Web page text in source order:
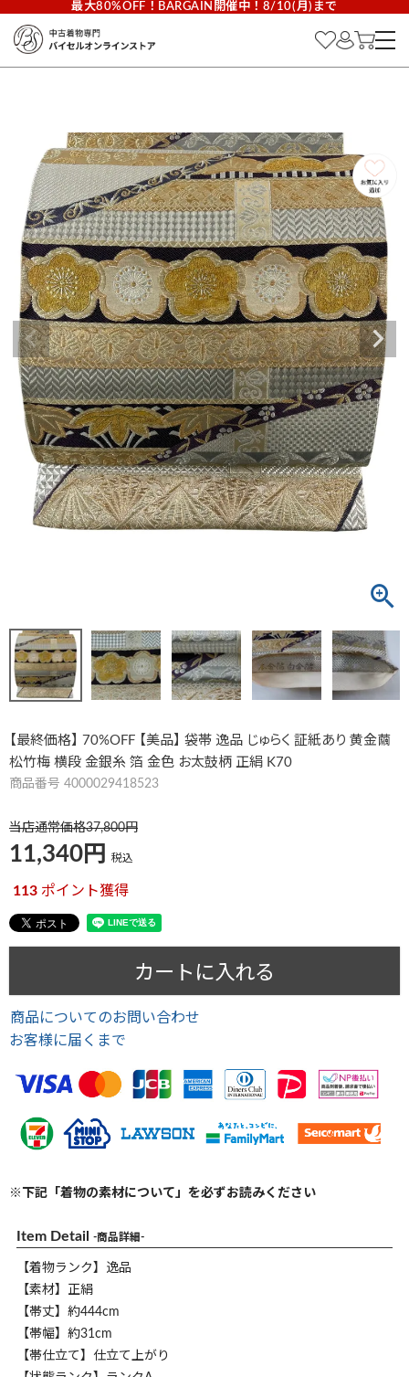
最大80%OFF！BARGAIN開催中！8/10(月)まで
【最終価格】 70%OFF 【美品】 袋帯 逸品 じゅらく 証紙あり 黄金繭
松竹梅 横段 金銀糸 箔 金色 お太鼓柄 正絹 K70
商品番号 4000029418523
当店通常価格37,800
11,340 税込
113 ポイント獲得
カートに入れる
商品についてのお問い合わせ
お客様に届くまで
※下記「着物の素材について」を必ずお読みください
Item Detail -商品詳細-
【着物ランク】逸品
【素材】正絹
【帯丈】約444cm
【帯幅】約31cm
【帯仕立て】仕立て上がり